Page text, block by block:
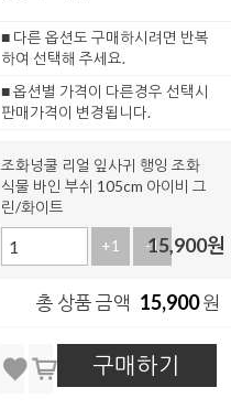
■ 다른 옵션도 구매하시려면 반복
하여 선택해 주세요.
■ 옵션별 가격이 다른경우 선택시
판매가격이 변경됩니다.
조화넝쿨 리얼 잎사귀 행잉 조화
식물 바인 부쉬 105cm 아이비 그
린/화이트
+1 -1
15,900원
총 상품 금액 15,900원
구매하기